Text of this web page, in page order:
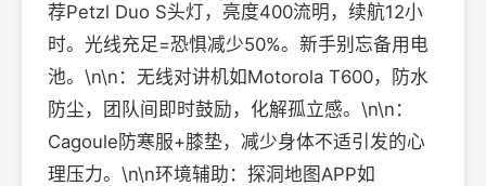
荐Petzl Duo S头灯，亮度400流明，续航12小
时。光线充足=恐惧减少50%。新手别忘备用电
池。\n\n：无线对讲机如Motorola T600，防水
防尘，团队间即时鼓励，化解孤立感。\n\n：
Cagoule防寒服+膝垫，减少身体不适引发的心
理压力。\n\n环境辅助：探洞地图APP如